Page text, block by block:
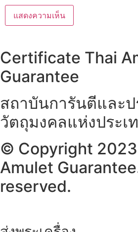
Certificate Thai
Guarantee
สถาบันการันตีและ
วัตถุมงคลแห่งประเ
© Copyright
Amulet
reserved.